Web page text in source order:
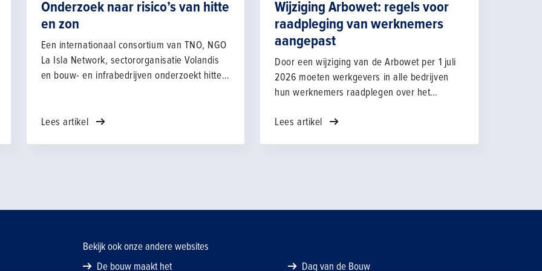
Onderzoek naar risico’s van hitte
en zon
Een internationaal consortium van TNO, NGO
La Isla Network, sectororganisatie Volandis
en bouw- en infrabedrijven onderzoekt hitte
brengen hoe de risico's hiervan voor
Lees artikel
Wijziging Arbowet: regels voor
raadpleging van werknemers
aangepast
Door een wijziging van de Arbowet per 1 juli
2026 moeten werkgevers in alle bedrijven
hun werknemers raadplegen over het
onderwerpen. Ook krijgt de Nederlandse
Lees artikel
Bekijk ook onze andere websites
De bouw maakt het
Dag van de Bouw